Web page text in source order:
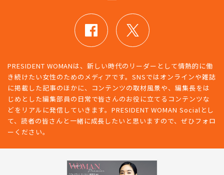
PRESIDENT WOMANは、新しい時代のリーダーとして情熱的に働
き続けたい女性のためのメディアです。SNSではオンラインや雑誌
に掲載した記事のほかに、コンテンツの取材風景や、編集長をは
じめとした編集部員の日常で皆さんのお役に立てるコンテンツな
どをリアルに発信していきます。PRESIDENT WOMAN Socialとし
て、読者の皆さんと一緒に成長したいと思いますので、ぜひフォロ
ーください。